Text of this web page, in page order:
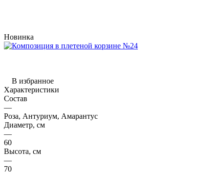
Новинка
В избранное
Характеристики
Состав
—
Роза, Антуриум, Амарантус
Диаметр, см
—
60
Высота, см
—
70